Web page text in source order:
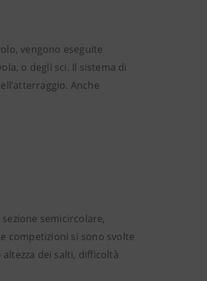
vengono eseguite
o degli sci. Il sistema di
Anche
semicircolare,
competizioni si sono svolte
dei salti, difficoltà